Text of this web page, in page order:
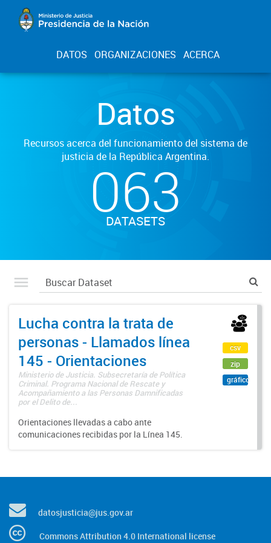
DATOS ORGANIZACIONES ACERCA
Datos
Recursos acerca del funcionamiento del sistema de
justicia de la República Argentina.
063
DATASETS
Lucha contra la trata de
personas - Llamados línea
145 - Orientaciones
Ministerio de Justicia. Subsecretaría de Política
Criminal. Programa Nacional de Rescate y
Acompañamiento a las Personas Damnificadas
por el Delito de...
Orientaciones llevadas a cabo ante
comunicaciones recibidas por la Línea 145.
csv
zip
gráfico
datosjusticia@jus.gov.ar
Commons Attribution 4.0 International license